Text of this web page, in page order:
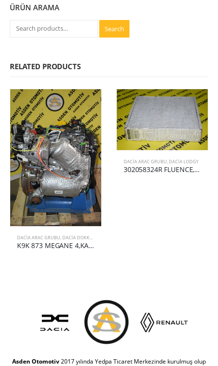
ÜRÜN ARAMA
Search
RELATED PRODUCTS
DACIA ARAC GRUBU, DACIA DOKKER
K9K 873 MEGANE 4,KADJAR,NİSSAN QASHQAİ KOMPLE MOTOR (OTOMATİK) 100016570R
DACIA ARAC GRUBU, DACIA LODGY
302058324R FLUENCE,MEGANE 3,DUSTER,LODGY DEBRİYAJ SETİ
Asden Otomotiv 2017 yılında Yedpa Ticaret Merkezinde kurulmuş olup